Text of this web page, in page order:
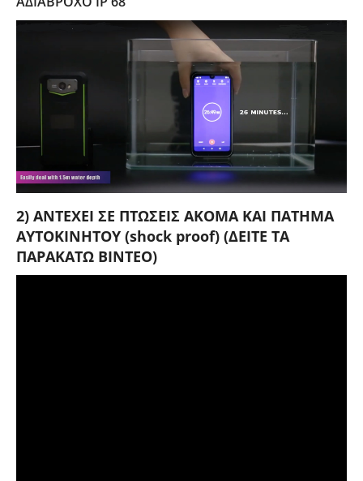
2) ΑΝΤΕΧΕΙ ΣΕ ΠΤΩΣΕΙΣ ΑΚΟΜΑ ΚΑΙ ΠΑΤΗΜΑ
ΑΥΤΟΚΙΝΗΤΟΥ (shock proof) (ΔΕΙΤΕ ΤΑ
ΠΑΡΑΚΑΤΩ ΒΙΝΤΕΟ)